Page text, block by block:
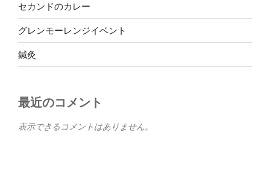
セカンドのカレー
グレンモーレンジイベント
鍼灸
最近のコメント
表示できるコメントはありません。